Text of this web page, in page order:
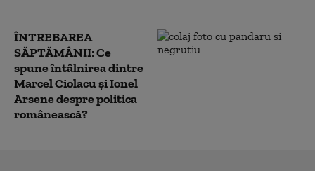
ÎNTREBAREA
SĂPTĂMÂNII: Ce
spune întâlnirea dintre
Marcel Ciolacu și Ionel
Arsene despre politica
românească?